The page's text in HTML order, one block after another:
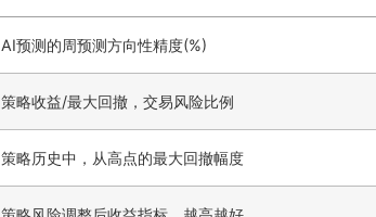
AI预测的周预测方向性精度(%)
策略收益/最大回撤，交易风险比例
策略历史中，从高点的最大回撤幅度